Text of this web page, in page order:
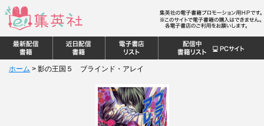
ホーム > 影の王国５ ブラインド・アレイ